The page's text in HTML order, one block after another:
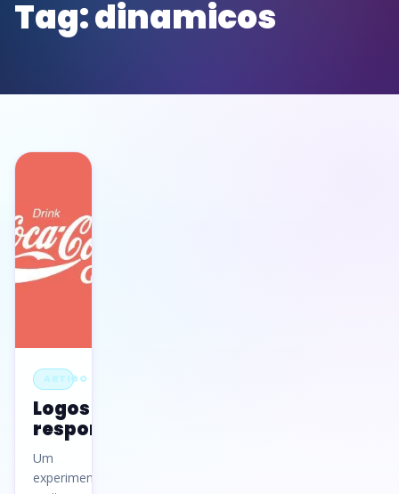
Tag:dinamicos
ARTIGO
Logos
responsivos
Um
experimento